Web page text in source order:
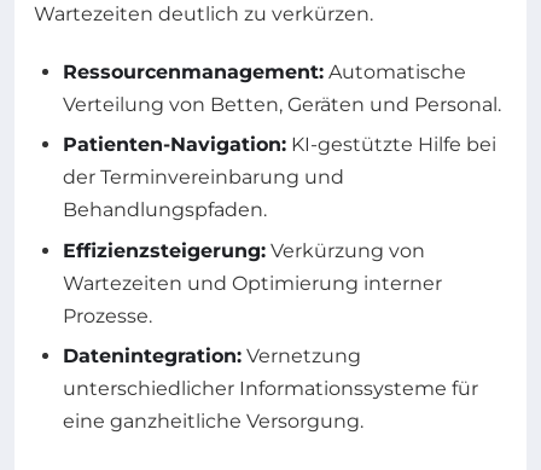
Wartezeiten deutlich zu verkürzen.
Ressourcenmanagement: Automatische
Verteilung von Betten, Geräten und Personal.
Patienten-Navigation: KI-gestützte Hilfe bei
der Terminvereinbarung und
Behandlungspfaden.
Effizienzsteigerung: Verkürzung von
Wartezeiten und Optimierung interner
Prozesse.
Datenintegration: Vernetzung
unterschiedlicher Informationssysteme für
eine ganzheitliche Versorgung.